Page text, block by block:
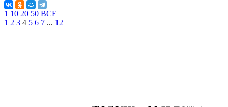
1 10 20 50 ВСЕ
1 2 3 4 5 6 7 ... 12